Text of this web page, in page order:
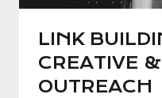
LINK
CREATIVE
OUTREACH